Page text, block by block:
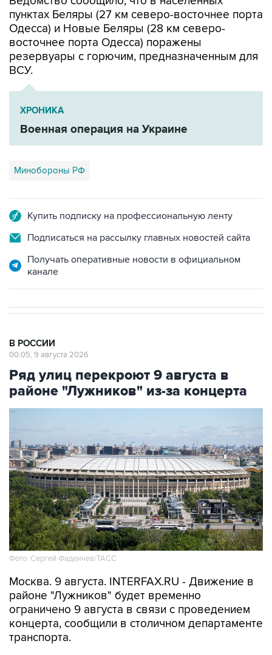
Одесса) и Новые Беляры (28 км северо-
восточнее порта Одесса) поражены
резервуары с горючим, предназначенным для
ВСУ.
ХРОНИКА
Военная операция на Украине
Минобороны РФ
Подписаться на рассылку главных новостей сайта
Получать оперативные новости в официальном
Ряд улиц перекроют 9 августа в
районе "Лужников" из-за концерта
Фото: Сергей Фадеичев/ТАСС
Москва. 9 августа. INTERFAX.RU - Движение в
ограничено 9 августа в связи с проведением
концерта, сообщили в столичном департаменте
транспорта.
В частности, движение будет закрыто с 08:00